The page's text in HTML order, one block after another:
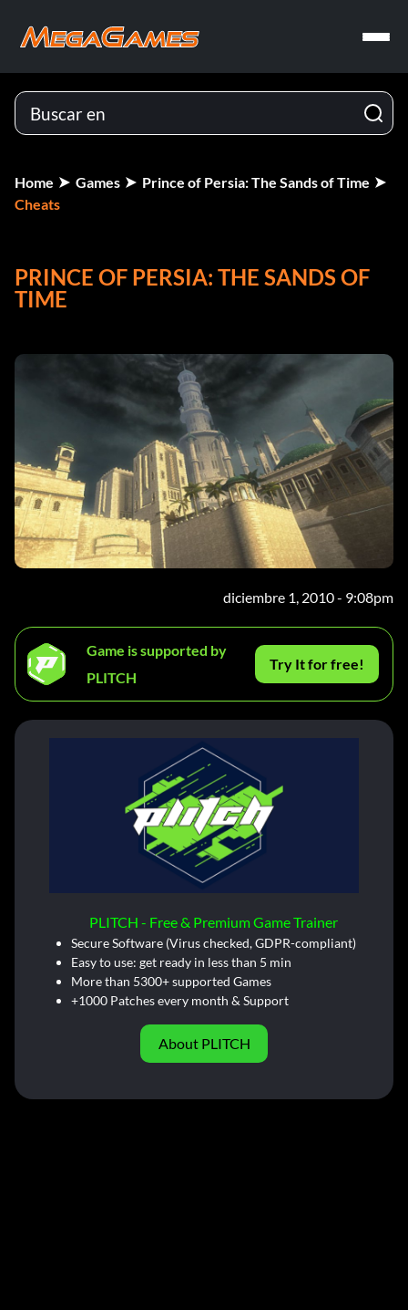
Home Games
Prince of Persia: The Sands of Time
Cheats
PRINCE OF PERSIA: THE SANDS OF
TIME
diciembre 1, 2010 - 9:08pm
Game is supported by
PLITCH
Try It for free!
PLITCH - Free & Premium Game Trainer
Secure Software (Virus checked, GDPR-compliant)
Easy to use: get ready in less than 5 min
More than 5300+ supported Games
+1000 Patches every month & Support
About PLITCH